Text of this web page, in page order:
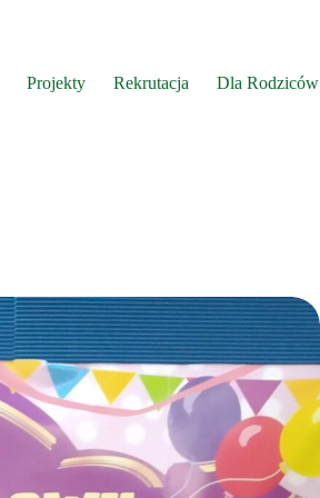
Projekty Rekrutacja Dla Rodziców